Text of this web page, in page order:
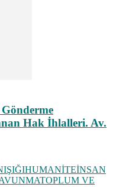
Hak İhlalleri. Av.
HUMANİTEİNSAN
TOPLUM VE